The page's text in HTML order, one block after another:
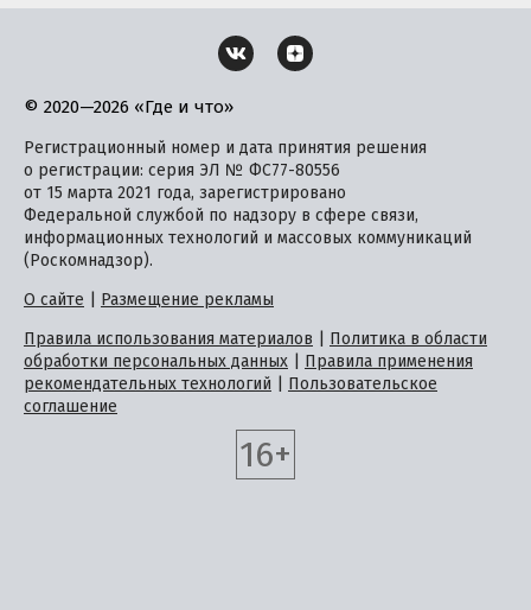
© 2020—2026 «Где и что»
Регистрационный номер и дата принятия решения
о регистрации: серия ЭЛ № ФС77-80556
от 15 марта 2021 года, зарегистрировано
Федеральной службой по надзору в сфере связи,
информационных технологий и массовых коммуникаций
(Роскомнадзор).
О сайте
Размещение рекламы
Правила использования материалов
Политика в области
обработки персональных данных
Правила применения
рекомендательных технологий
Пользовательское
соглашение
16+